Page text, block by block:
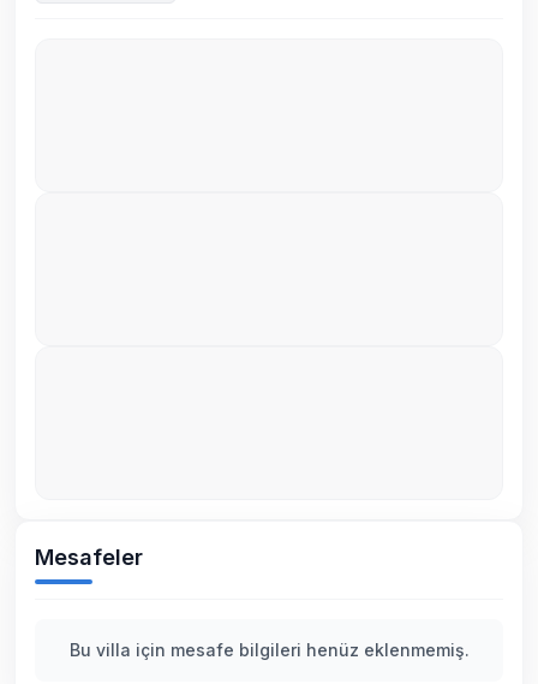
Mesafeler
Bu villa için mesafe bilgileri henüz eklenmemiş.